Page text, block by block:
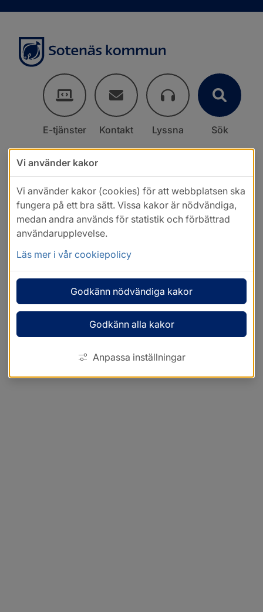
E-tjänster Kontakt Lyssna Sök
Vi använder kakor
Vi använder kakor (cookies) för att webbplatsen ska
fungera på ett bra sätt. Vissa kakor är nödvändiga,
medan andra används för statistik och förbättrad
användarupplevelse.
Läs mer i vår cookiepolicy
Godkänn nödvändiga kakor
Godkänn alla kakor
Anpassa inställningar